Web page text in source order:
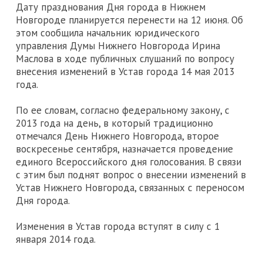
Дату празднования Дня города в Нижнем
Новгороде планируется перенести на 12 июня. Об
этом сообщила начальник юридического
управления Думы Нижнего Новгорода Ирина
Маслова в ходе публичных слушаний по вопросу
внесения изменений в Устав города 14 мая 2013
года.
По ее словам, согласно федеральному закону, с
2013 года на день, в который традиционно
отмечался День Нижнего Новгорода, второе
воскресенье сентября, назначается проведение
единого Всероссийского дня голосования. В связи
с этим был поднят вопрос о внесении изменений в
Устав Нижнего Новгорода, связанных с переносом
Дня города.
Изменения в Устав города вступят в силу с 1
января 2014 года.